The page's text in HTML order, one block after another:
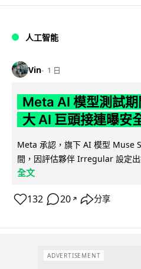
人工智能
Vin 1 日
Meta AI 模型測試
大 AI 巨頭接連曝安
Meta 承認，旗下 AI 模型 Muse
間，因評估夥伴 Irregular 設定
全文
132 20 ↗ 分享
ADVERTISEMENT